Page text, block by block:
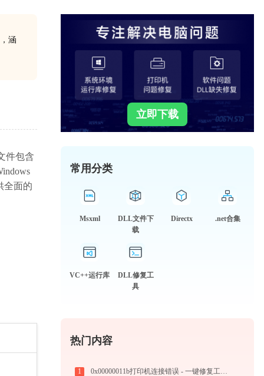
涵
件包含
全面的
立即下载
常用分类
Msxml
DLL文件下
载
Directx .net合集
VC++运行库
DLL修复工
具
热门内容
1 0x00000011b打印机连接错误 - 一键修复工具下载